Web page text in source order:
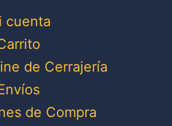
cuenta
de Cerrajería
de Compra